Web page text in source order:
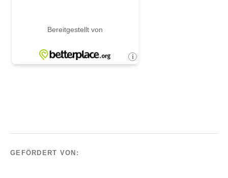
GEFÖRDERT VON: